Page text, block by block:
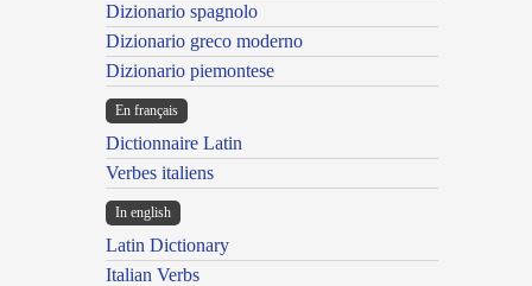
Dizionario spagnolo
Dizionario greco moderno
Dizionario piemontese
En français
Dictionnaire Latin
Verbes italiens
In english
Latin Dictionary
Italian Verbs